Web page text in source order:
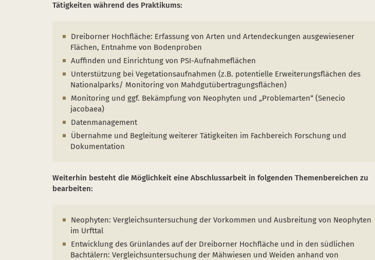
Tätigkeiten während des Praktikums:
Dreiborner Hochfläche: Erfassung von Arten und Artendeckungen ausgewiesener
Flächen, Entnahme von Bodenproben
Auffinden und Einrichtung von PSI-Aufnahmeflächen
Unterstützung bei Vegetationsaufnahmen (z.B. potentielle Erweiterungsflächen des
Nationalparks/ Monitoring von Mahdgutübertragungsflächen)
Monitoring und ggf. Bekämpfung von Neophyten und „Problemarten“ (Senecio
jacobaea)
Datenmanagement
Übernahme und Begleitung weiterer Tätigkeiten im Fachbereich Forschung und
Dokumentation
Weiterhin besteht die Möglichkeit eine Abschlussarbeit in folgenden Themenbereichen zu
bearbeiten:
Neophyten: Vergleichsuntersuchung der Vorkommen und Ausbreitung von Neophyten
im Urfttal
Entwicklung des Grünlandes auf der Dreiborner Hochfläche und in den südlichen
Bachtälern: Vergleichsuntersuchung der Mähwiesen und Weiden anhand von